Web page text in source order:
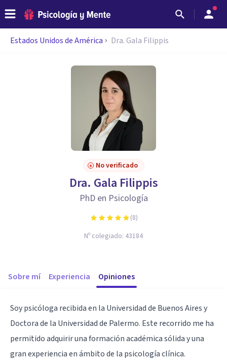
Estados Unidos de América Dra. Gala Filippis
No verificado
Dra. Gala Filippis
PhD en Psicología
(8)
Nº colegiado: 43184
Sobre mí Experiencia Opiniones
Soy psicóloga recibida en la Universidad de Buenos Aires y
Doctora de la Universidad de Palermo. Este recorrido me ha
permitido adquirir una formación académica sólida y una
gran experiencia en ámbito de la psicología clínica.